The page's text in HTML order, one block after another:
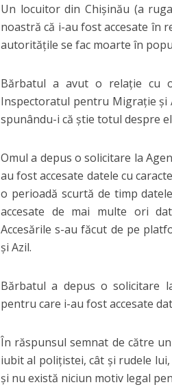
Un locuitor din Chişinău (a
noastră că i-au fost accesate în
autorităţile se fac moarte în
Bărbatul a avut o relaţie cu
Inspectoratul pentru Migraţie şi
spunându-i că ştie totul despre
Omul a depus o solicitare la
au fost accesate datele cu
o perioadă scurtă de timp
accesate de mai multe ori
Accesările s-au făcut de pe
şi Azil.
Bărbatul a depus o solicitare
pentru care i-au fost accesate
În răspunsul semnat de către
iubit al poliţistei, cât şi rudele
şi nu există niciun motiv legal